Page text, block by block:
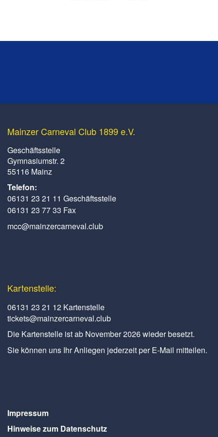
Mainzer Carneval Club 1899 e.V.
Geschäftsstelle
Gymnasiumstr. 2
55116 Mainz
Telefon:
06131 23 21 11 Geschäftsstelle
06131 23 77 33 Fax
mcc@mainzercarneval.club
Kartenstelle:
06131 23 21 12 Kartenstelle
tickets@mainzercarneval.club
Die Kartenstelle ist ab November 2026 wieder besetzt.
Sie können uns Ihr Anliegen jederzeit per E-Mail mitteilen.
Impressum
Hinweise zum Datenschutz